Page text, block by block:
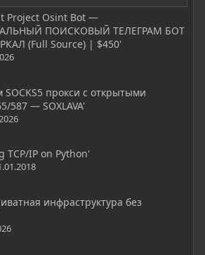
Project Osint Bot —
ПОИСКОВЫЙ ТЕЛЕГРАМ БОТ
(Full Source) | $450'
прокси с открытыми
587 — SOXLAVA'
TCP/IP on Python'
инфраструктура без